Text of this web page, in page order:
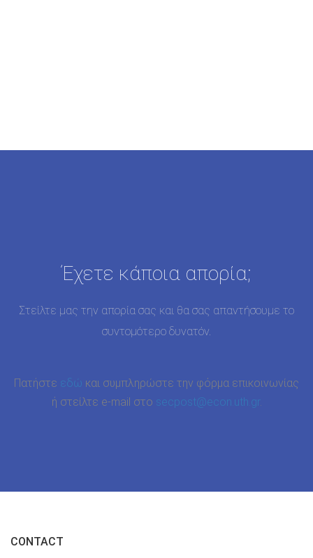
Έχετε κάποια απορία;
Στείλτε μας την απορία σας και θα σας απαντήσουμε το
συντομότερο δυνατόν.
Πατήστε εδώ και συμπληρώστε την φόρμα επικοινωνίας
ή στείλτε e-mail στο secpost@econ.uth.gr.
CONTACT